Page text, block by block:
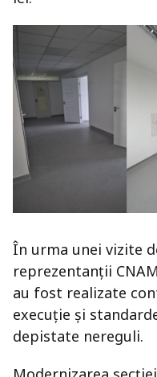
În urma unei vizite
reprezentanții
au fost realizate
execuție și
depistate nereguli.